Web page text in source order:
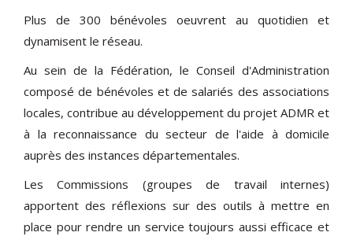
Plus de 300 bénévoles oeuvrent au quotidien et
dynamisent le réseau.
Au sein de la Fédération, le Conseil d'Administration
composé de bénévoles et de salariés des associations
locales, contribue au développement du projet ADMR et
à la reconnaissance du secteur de l'aide à domicile
auprès des instances départementales.
Les Commissions (groupes de travail internes)
apportent des réflexions sur des outils à mettre en
place pour rendre un service toujours aussi efficace et